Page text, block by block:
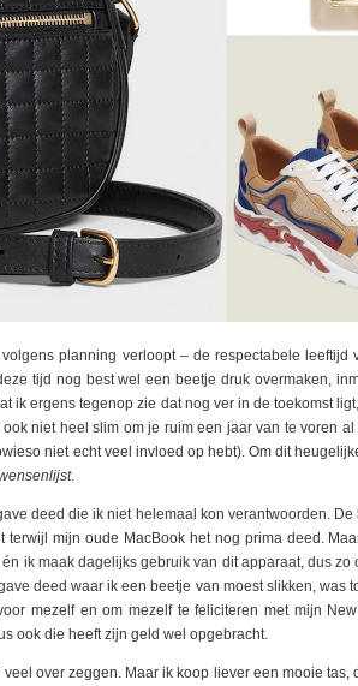
planning verloopt – de respectabele leeftijd
tijd nog best wel een beetje druk overmaken,
ik ergens tegenop zie dat nog ver in de toekomst
niet heel slim om je ruim een jaar van te voren
niet echt veel invloed op hebt). Om dit
.
deed die ik niet helemaal kon verantwoorden.
terwijl mijn oude MacBook het nog prima deed.
ik maak dagelijks gebruik van dit apparaat, dus zo
deed waar ik een beetje van moest slikken, was
mezelf en om mezelf te feliciteren met mijn
ook die heeft zijn geld wel opgebracht.
over zeggen. Maar ik koop liever een mooie tas,